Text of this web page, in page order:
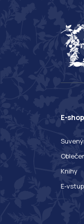
E-shop
Knihy
E-